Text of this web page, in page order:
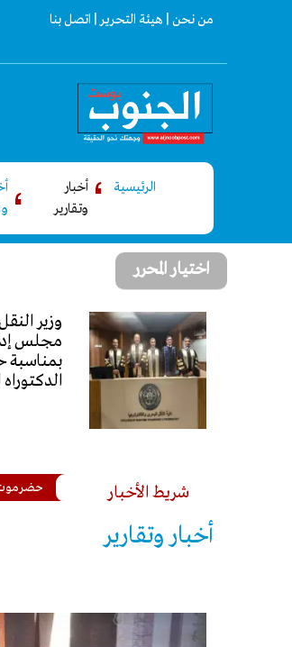
من نحن | هيئة التحرير | اتصل بنا
الرئيسية
أخبار
وتقارير
اختيار المحرر
وزير
مجلس
بمناسبة
الدكتوراه
شريط الأخبار
الحوثيين ويتابع تداعيات هجمات مأرب وحضرموت
أخبار وتقارير